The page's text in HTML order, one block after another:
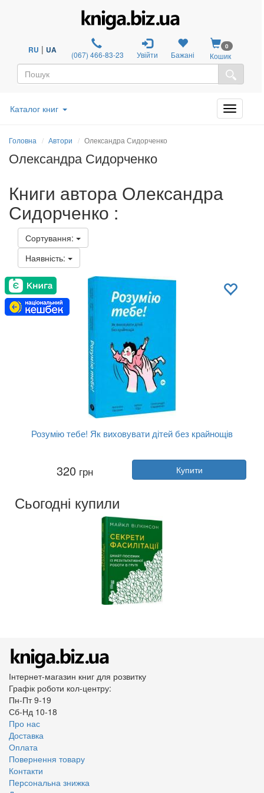
RU | UA (067) 466-83-23 Увійти Бажані
0
Кошик
Каталог книг
Головна Автори Олександра Сидорченко
Олександра Сидорченко
Книги автора Олександра
Сидорченко :
Сортування:
Наявність:
Розумію тебе! Як виховувати дітей без крайнощів
Олександра Сидорченко
Yakaboo Publishing
Мова:
320 грн Купити
Сьогодні купили
Інтернет-магазин книг для розвитку
Графік роботи кол-центру:
Пн-Пт 9-19
Сб-Нд 10-18
Про нас
Доставка
Оплата
Повернення товару
Контакти
Персональна знижка